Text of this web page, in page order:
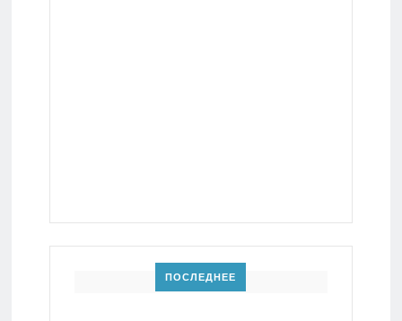
ПОСЛЕДНЕЕ